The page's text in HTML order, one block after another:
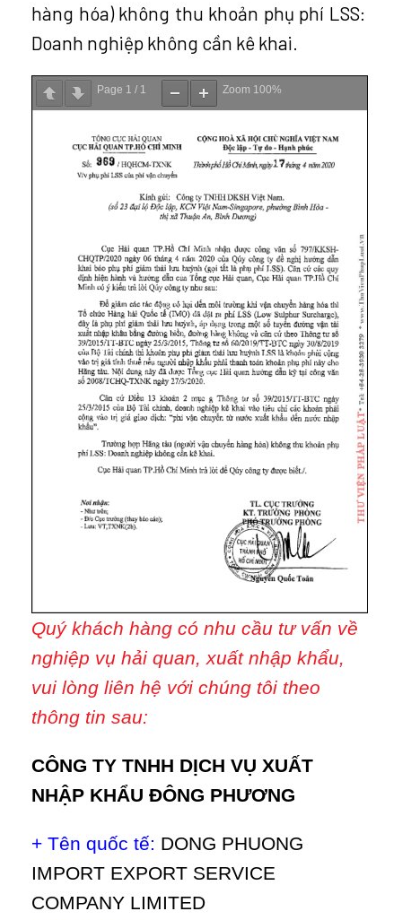
hàng hóa) không thu khoản phụ phí LSS:
Doanh nghiệp không cần kê khai.
Page 1 / 1 Zoom 100%
Quý khách hàng có nhu cầu tư vấn về
nghiệp vụ hải quan, xuất nhập khẩu,
vui lòng liên hệ với chúng tôi theo
thông tin sau:
CÔNG TY TNHH DỊCH VỤ XUẤT
NHẬP KHẨU ĐÔNG PHƯƠNG
+ Tên quốc tế: DONG PHUONG
IMPORT EXPORT SERVICE
COMPANY LIMITED